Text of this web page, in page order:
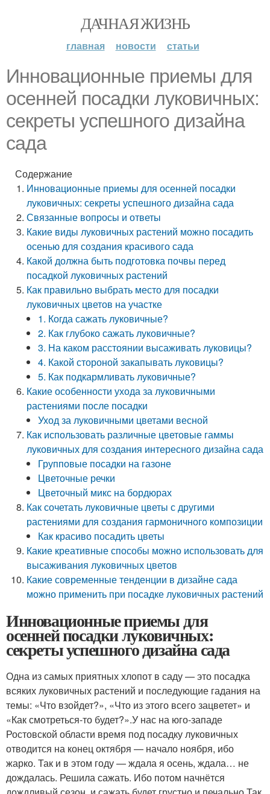
ДАЧНАЯ ЖИЗНЬ
главная новости статьи
Инновационные приемы для
осенней посадки луковичных:
секреты успешного дизайна
сада
Содержание
Инновационные приемы для осенней посадки
луковичных: секреты успешного дизайна сада
Связанные вопросы и ответы
Какие виды луковичных растений можно посадить
осенью для создания красивого сада
Какой должна быть подготовка почвы перед
посадкой луковичных растений
Как правильно выбрать место для посадки
луковичных цветов на участке
1. Когда сажать луковичные?
2. Как глубоко сажать луковичные?
3. На каком расстоянии высаживать луковицы?
4. Какой стороной закапывать луковицы?
5. Как подкармливать луковичные?
Какие особенности ухода за луковичными
растениями после посадки
Уход за луковичными цветами весной
Как использовать различные цветовые гаммы
луковичных для создания интересного дизайна сада
Групповые посадки на газоне
Цветочные речки
Цветочный микс на бордюрах
Как сочетать луковичные цветы с другими
растениями для создания гармоничного композиции
Как красиво посадить цветы
Какие креативные способы можно использовать для
высаживания луковичных цветов
Какие современные тенденции в дизайне сада
можно применить при посадке луковичных растений
Инновационные приемы для
осенней посадки луковичных:
секреты успешного дизайна сада
Одна из самых приятных хлопот в саду — это посадка
всяких луковичных растений и последующие гадания на
темы: «Что взойдет?», «Что из этого всего зацветет» и
«Как смотреться-то будет?».У нас на юго-западе
Ростовской области время под посадку луковичных
отводится на конец октября — начало ноября, ибо
жарко. Так и в этом году — ждала я осень, ждала… не
дождалась. Решила сажать. Ибо потом начнётся